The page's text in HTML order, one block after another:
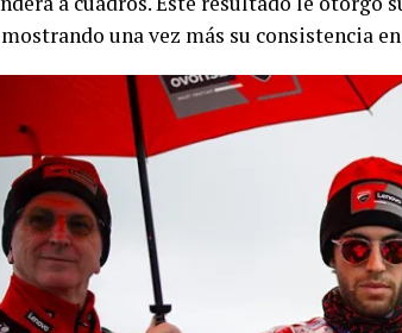
una vez más su consistencia